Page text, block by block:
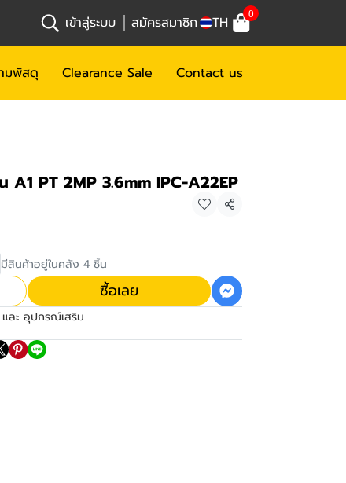
เข้าสู่ระบบ สมัครสมาชิก TH 0
มพัสดุ Clearance Sale Contact us
A1 PT 2MP 3.6mm IPC-A22EP
แชร์
มีสินค้าอยู่ในคลัง 4 ชิ้น
ซื้อเลย
ละ อุปกรณ์เสริม